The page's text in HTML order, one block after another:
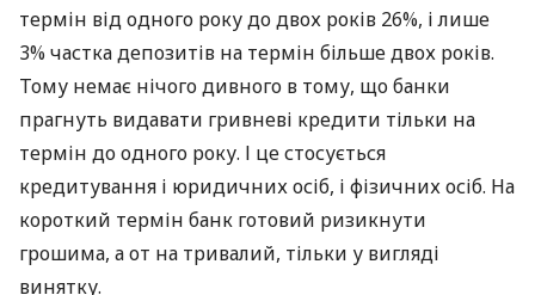
термін від одного року до двох років 26%, і лише
3% частка депозитів на термін більше двох років.
Тому немає нічого дивного в тому, що банки
прагнуть видавати гривневі кредити тільки на
термін до одного року. І це стосується
кредитування і юридичних осіб, і фізичних осіб. На
короткий термін банк готовий ризикнути
грошима, а от на тривалий, тільки у вигляді
винятку.